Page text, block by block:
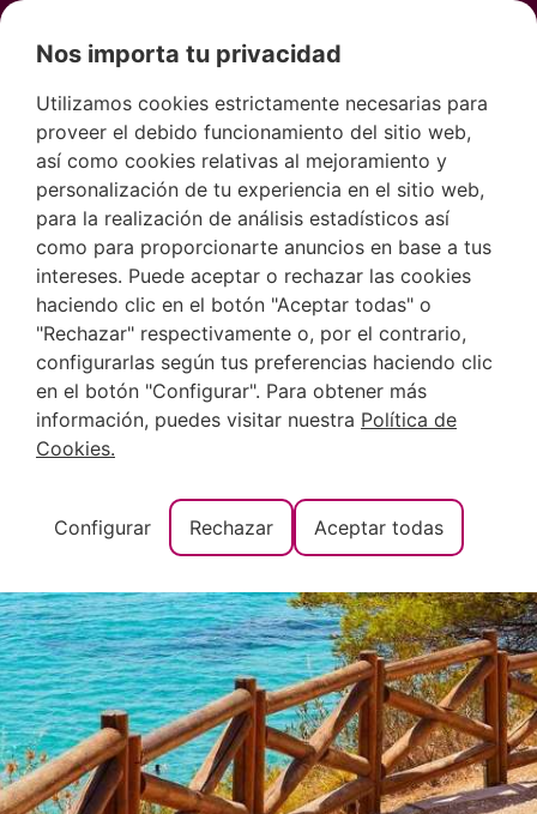
Título
Nos importa tu privacidad
Utilizamos cookies estrictamente necesarias para
proveer el debido funcionamiento del sitio web,
así como cookies relativas al mejoramiento y
personalización de tu experiencia en el sitio web,
para la realización de análisis estadísticos así
como para proporcionarte anuncios en base a tus
intereses. Puede aceptar o rechazar las cookies
haciendo clic en el botón "Aceptar todas" o
"Rechazar" respectivamente o, por el contrario,
configurarlas según tus preferencias haciendo clic
en el botón "Configurar". Para obtener más
información, puedes visitar nuestra Política de
Cookies.
Configurar Rechazar Aceptar todas